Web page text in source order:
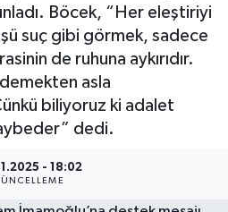
Böcek, “Her eleştiriyi
suç gibi görmek, sadece
de ruhuna aykırıdır.
asla
biliyoruz ki adalet
dedi.
- 18:02